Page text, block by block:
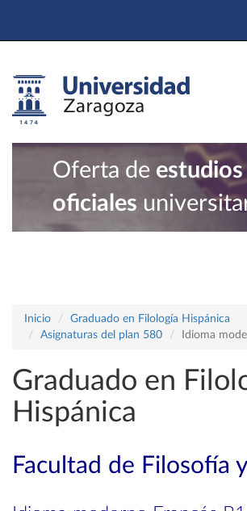
Oferta de estudios
oficiales
Inicio
Graduado en Filología Hispánica
Asignaturas del plan 580
Idioma
Graduado en
Hispánica
Facultad de Filosofía